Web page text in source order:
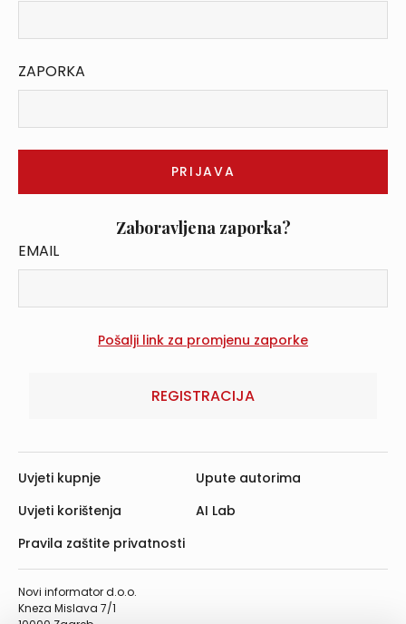
ZAPORKA
Zaboravljena zaporka?
EMAIL
REGISTRACIJA
Novi informator d.o.o.
Kneza Mislava 7/1
Uvjeti kupnje
Uvjeti korištenja
Pravila zaštite privatnosti
Upute autorima
AI Lab